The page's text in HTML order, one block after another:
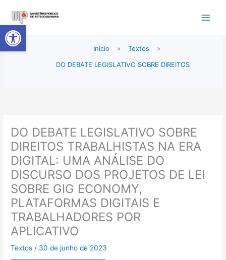
o
conteúdo
Início
» Textos
»
DO DEBATE LEGISLATIVO SOBRE DIREITOS
DO DEBATE LEGISLATIVO SOBRE
DIREITOS TRABALHISTAS NA ERA
DIGITAL: UMA ANÁLISE DO
DISCURSO DOS PROJETOS DE LEI
SOBRE GIG ECONOMY,
PLATAFORMAS DIGITAIS E
TRABALHADORES POR
APLICATIVO
Textos / 30 de junho de 2023
Abrir a barra de ferramentas